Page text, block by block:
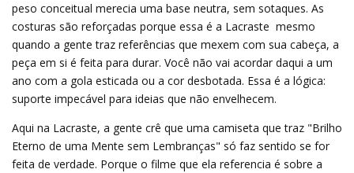
peso conceitual merecia uma base neutra, sem sotaques. As
costuras são reforçadas porque essa é a Lacraste  mesmo
quando a gente traz referências que mexem com sua cabeça, a
peça em si é feita para durar. Você não vai acordar daqui a um
ano com a gola esticada ou a cor desbotada. Essa é a lógica:
suporte impecável para ideias que não envelhecem.
Aqui na Lacraste, a gente crê que uma camiseta que traz "Brilho
Eterno de uma Mente sem Lembranças" só faz sentido se for
feita de verdade. Porque o filme que ela referencia é sobre a